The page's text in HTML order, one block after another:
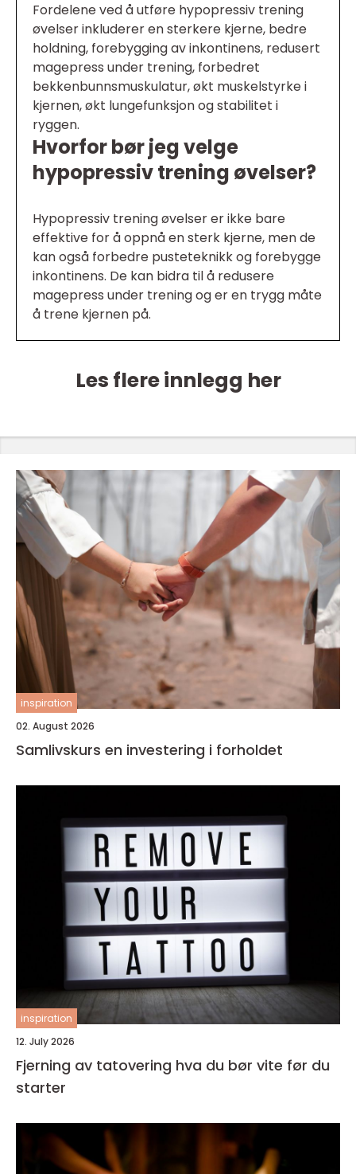
Fordelene ved å utføre hypopressiv trening
øvelser inkluderer en sterkere kjerne, bedre
holdning, forebygging av inkontinens, redusert
magepress under trening, forbedret
bekkenbunnsmuskulatur, økt muskelstyrke i
kjernen, økt lungefunksjon og stabilitet i
ryggen.
Hvorfor bør jeg velge
hypopressiv trening øvelser?
Hypopressiv trening øvelser er ikke bare
effektive for å oppnå en sterk kjerne, men de
kan også forbedre pusteteknikk og forebygge
inkontinens. De kan bidra til å redusere
magepress under trening og er en trygg måte
å trene kjernen på.
Les flere innlegg her
inspiration
02. August 2026
Samlivskurs en investering i forholdet
inspiration
12. July 2026
Fjerning av tatovering hva du bør vite før du
starter